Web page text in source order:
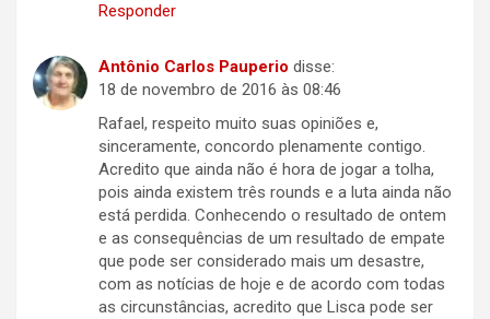
Responder
Antônio Carlos Pauperio disse:
18 de novembro de 2016 às 08:46
Rafael, respeito muito suas opiniões e,
sinceramente, concordo plenamente contigo.
Acredito que ainda não é hora de jogar a tolha,
pois ainda existem três rounds e a luta ainda não
está perdida. Conhecendo o resultado de ontem
e as consequências de um resultado de empate
que pode ser considerado mais um desastre,
com as notícias de hoje e de acordo com todas
as circunstâncias, acredito que Lisca pode ser